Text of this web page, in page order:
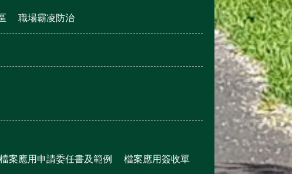
職場霸凌防治
檔案應用申請委任書及範例 檔案應用簽收單